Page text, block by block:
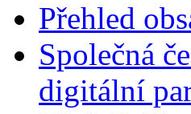
Přehled
Společná
digitální